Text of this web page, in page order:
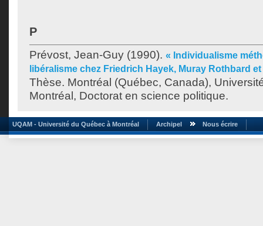
P
Prévost, Jean-Guy (1990). « Individualisme
libéralisme chez Friedrich Hayek, Muray Rothbard
Thèse. Montréal (Québec, Canada),
Montréal, Doctorat en science politique.
UQAM - Université du Québec à Montréal Archipel Nous écrire